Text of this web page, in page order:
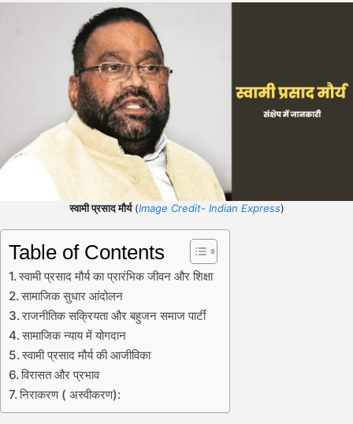
स्वामी प्रसाद मौर्य(Image Credit- Indian Express)
Table of Contents
स्वामी प्रसाद मौर्य का प्रारंभिक जीवन और शिक्षा
सामाजिक सुधार आंदोलन
राजनीतिक सक्रियता और बहुजन समाज पार्टी
सामाजिक न्याय में योगदान
स्वामी प्रसाद मौर्य की आजीविका
विरासत और प्रभाव
निराकरण ( अस्वीकरण):